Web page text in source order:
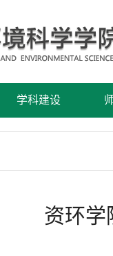
学科建设
资环学